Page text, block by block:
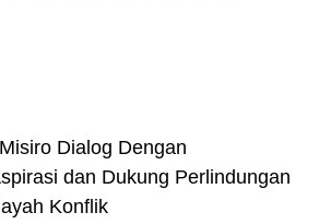
Dialog Dengan
dan Dukung Perlindungan
Konflik